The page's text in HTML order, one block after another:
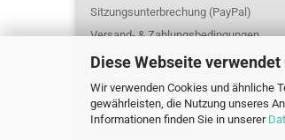
Diese Webseite
Wir verwenden Cookies und ähnliche
gewährleisten, die Nutzung unseres
Informationen finden Sie in unserer
Sitzungsunterbrechung (PayPal)
Versand- & Zahlungsbedingungen
Privatsphäre und Datenschutz
Widerrufsrecht
AGB
Cookie Einstellungen